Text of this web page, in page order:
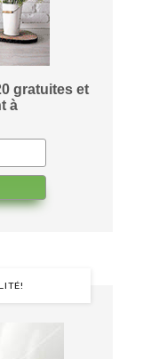
gratuites et
à